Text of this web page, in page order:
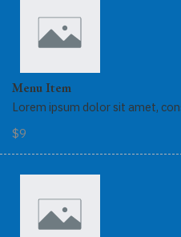
Menu Item
Lorem ipsum dolor sit amet,
$9